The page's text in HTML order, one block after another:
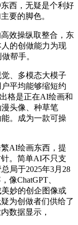
西，无疑是个利好
要的脚色。
效操纵取整合，东
的创做能力为现
帮手。
、多模态大模子
平均能够缩短约
格是正在AI绘画和
头像、种草笔
。成为一款可操
AI绘画东西，提
。简单AI不只支
局于2025年3月28
像ChatGPT、
妙的创企图像或
为创做者们供给了
数据显示，